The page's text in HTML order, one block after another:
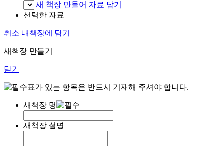
새 책장 만들어 자료 담기
선택한 자료
취소 내책장에 담기
새책장 만들기
닫기
표가 있는 항목은 반드시 기재해 주셔야 합니다.
새책장 명
새책장 설명